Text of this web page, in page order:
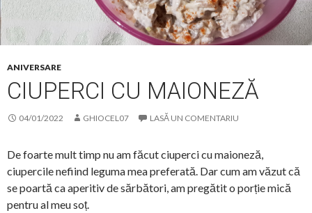
ANIVERSARE
CIUPERCI CU MAIONEZĂ
04/01/2022 GHIOCEL07 LASĂ UN COMENTARIU
De foarte mult timp nu am făcut ciuperci cu maioneză,
ciupercile nefiind leguma mea preferată. Dar cum am văzut că
se poartă ca aperitiv de sărbători, am pregătit o porție mică
pentru al meu soț.